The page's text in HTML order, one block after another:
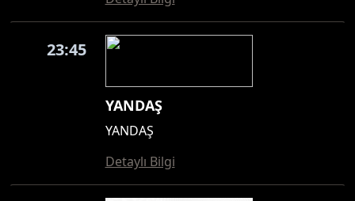
23:45
YANDAŞ
YANDAŞ
Detaylı Bilgi